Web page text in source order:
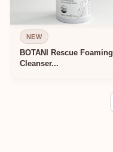
NEW
BOTANI Rescue Foaming
Cleanser...